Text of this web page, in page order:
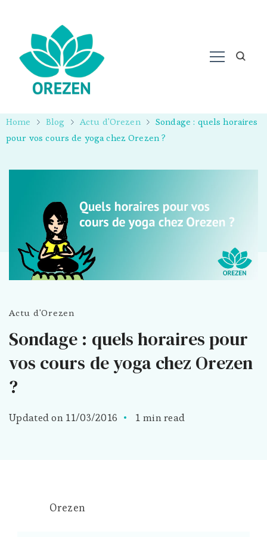
Home Blog Actu d'Orezen
Sondage : quels horaires
pour vos cours de yoga chez Orezen ?
Actu d'Orezen
Sondage : quels horaires pour
vos cours de yoga chez Orezen
?
Updated on 11/03/2016 1 min read
Orezen